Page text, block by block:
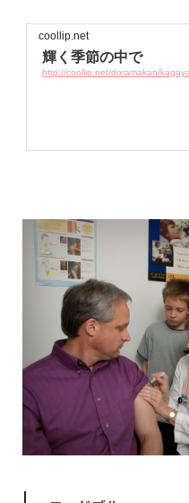
coollip.net
輝く季節の中で
http://coollip.net/doramakan/